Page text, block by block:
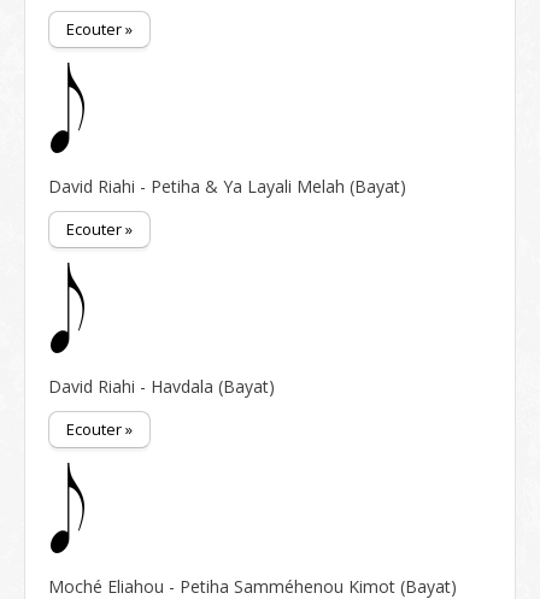
Ecouter »
David Riahi - Petiha & Ya Layali Melah (Bayat)
Ecouter »
David Riahi - Havdala (Bayat)
Ecouter »
Moché Eliahou - Petiha Samméhenou Kimot (Bayat)